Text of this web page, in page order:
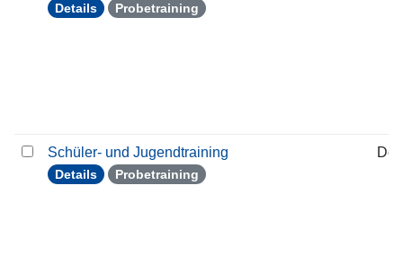
Details Probetraining
Schüler- und Jugendtraining
Details Probetraining